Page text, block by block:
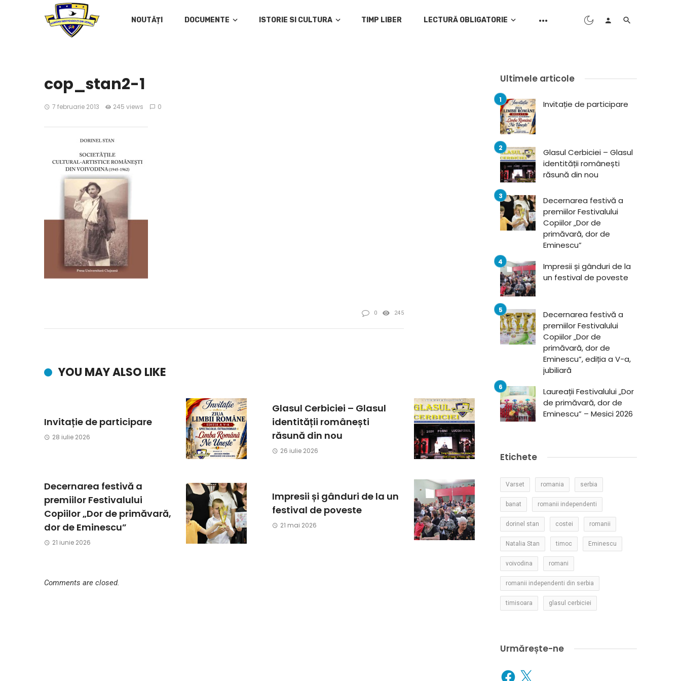
NOUTĂȚI DOCUMENTE ISTORIE SI CULTURA TIMP LIBER LECTURĂ OBLIGATORIE
cop_stan2-1
7 februarie 2013 245 views 0
0 245
YOU MAY ALSO LIKE
Invitație de participare
28 iulie 2026
Glasul Cerbiciei – Glasul
identității românești
răsună din nou
26 iulie 2026
Decernarea festivă a
premiilor Festivalului
Copiilor „Dor de primăvară,
dor de Eminescu”
21 iunie 2026
Impresii și gânduri de la un
festival de poveste
21 mai 2026
Comments are closed.
Ultimele articole
Invitație de participare
Glasul Cerbiciei – Glasul
identității românești
răsună din nou
Decernarea festivă a
premiilor Festivalului
Copiilor „Dor de
primăvară, dor de
Eminescu”
Impresii și gânduri de la
un festival de poveste
Decernarea festivă a
premiilor Festivalului
Copiilor „Dor de
primăvară, dor de
Eminescu”, ediția a V-a,
jubiliară
Laureații Festivalului „Dor
de primăvară, dor de
Eminescu” – Mesici 2026
Etichete
Varset romania serbia
banat romanii independenti
dorinel stan costei romanii
Natalia Stan timoc Eminescu
voivodina romani
romanii independenti din serbia
timisoara glasul cerbiciei
Urmărește-ne
Facebook
X